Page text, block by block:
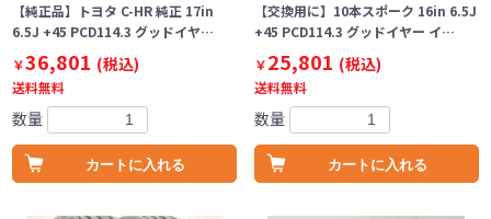
【純正品】トヨタ C-HR 純正 17in
6.5J +45 PCD114.3 グッドイヤ…
￥36,801 (税込)
送料無料
数量
カートに入れる
【交換用に】10本スポーク 16in 6.5J
+45 PCD114.3 グッドイヤー イ…
￥25,801 (税込)
送料無料
数量
カートに入れる